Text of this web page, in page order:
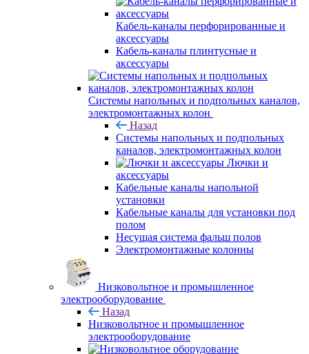
Кабель-каналы перфорированные и
аксессуары
Кабель-каналы плинтусные и
аксессуары
Системы напольных и подпольных каналов,
электромонтажных колон
Назад
Системы напольных и подпольных
каналов, электромонтажных колон
Лючки и
аксессуары
Кабельные каналы напольной
установки
Кабельные каналы для установки под
полом
Несущая система фальш полов
Электромонтажные колонны
Низковольтное и промышленное
электрооборудование
Назад
Низковольтное и промышленное
электрооборудование